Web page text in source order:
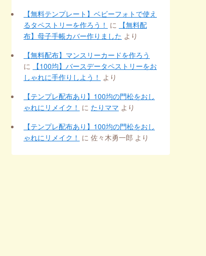
【無料テンプレート】ベビーフォトで使え
るタペストリーを作ろう！ に
【無料配
布】母子手帳カバー作りました より
【無料配布】マンスリーカードを作ろう
に
【100均】バースデータペストリーをお
しゃれに手作りしよう！ より
【テンプレ配布あり】100均の門松をおし
ゃれにリメイク！ に たりママ より
【テンプレ配布あり】100均の門松をおし
ゃれにリメイク！ に 佐々木勇一郎 より